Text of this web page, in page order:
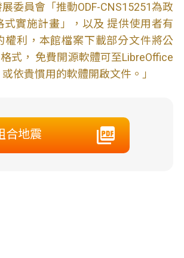
展委員會「推動ODF-CNS15251為政
式實施計畫」，以及 提供使用者有
權利，本館檔案下載部分文件將公
式， 免費開源軟體可至LibreOffice
依貴慣用的軟體開啟文件。」
合地震